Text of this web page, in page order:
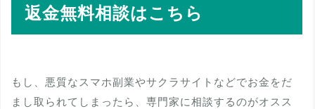
返金無料相談はこちら
もし、悪質なスマホ副業やサクラサイトなどでお金をだ
まし取られてしまったら、専門家に相談するのがオスス